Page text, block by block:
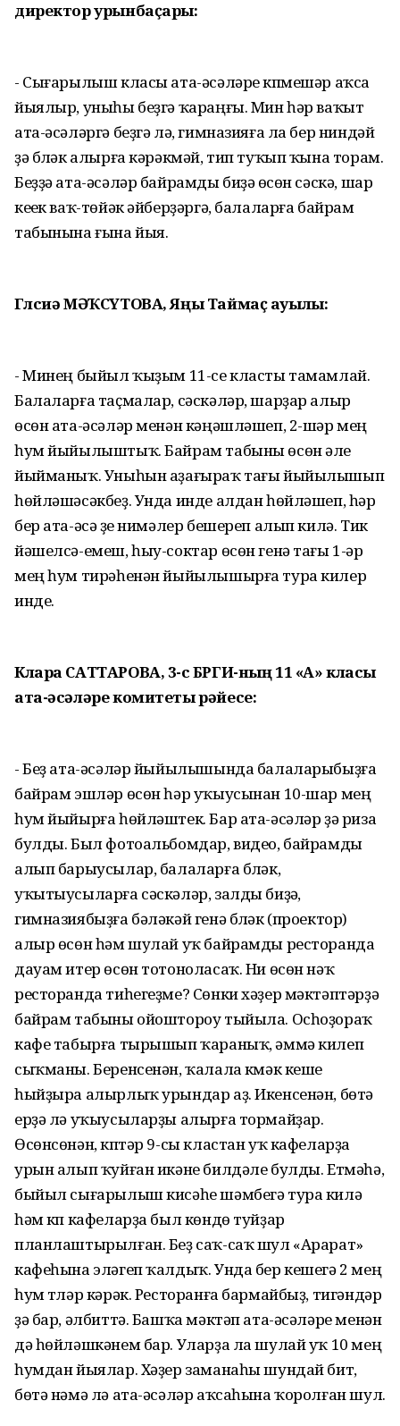
директор урынбаҫары:
- Сығарылыш класы ата-әсәләре күпмешәр аҡса
йыялыр, уныһы беҙгә ҡараңғы. Мин һәр ваҡыт
ата-әсәләргә беҙгә лә, гимназияға ла бер ниндәй
ҙә бүләк алырға кәрәкмәй, тип туҡып ҡына торам.
Беҙҙә ата-әсәләр байрамды биҙәү өсөн сәскә, шар
кеүек ваҡ-төйәк әйберҙәргә, балаларға байрам
табынына ғына йыя.
Гөлсиә МӘҠСҮТОВА, Яңы Таймаҫ ауылы:
- Минең быйыл ҡыҙым 11-се класты тамамлай.
Балаларға таҫмалар, сәскәләр, шарҙар алыр
өсөн ата-әсәләр менән кәңәшләшеп, 2-шәр мең
һум йыйылыштыҡ. Байрам табыны өсөн әле
йыйманыҡ. Уныһын аҙағыраҡ тағы йыйылышып
һөйләшәсәкбеҙ. Унда инде алдан һөйләшеп, һәр
бер ата-әсә үҙе нимәлер бешереп алып килә. Тик
йәшелсә-емеш, һыу-соктар өсөн генә тағы 1-әр
мең һум тирәһенән йыйылышырға тура килер
инде.
Клара САТТАРОВА, 3-сө БРГИ-ның 11 «А» класы
ата-әсәләре комитеты рәйесе:
- Беҙ ата-әсәләр йыйылышында балаларыбыҙға
байрам эшләр өсөн һәр уҡыусынан 10-шар мең
һум йыйырға һөйләштек. Бар ата-әсәләр ҙә риза
булды. Был фотоальбомдар, видео, байрамды
алып барыусылар, балаларға бүләк,
уҡытыусыларға сәскәләр, залды биҙәү,
гимназиябыҙға бәләкәй генә бүләк (проектор)
алыр өсөн һәм шулай уҡ байрамды ресторанда
дауам итер өсөн тотоноласаҡ. Ни өсөн нәҡ
ресторанда тиһегеҙме? Сөнки хәҙер мәктәптәрҙә
байрам табыны ойоштороу тыйыла. Осһоҙораҡ
кафе табырға тырышып ҡараныҡ, әммә килеп
сыҡманы. Беренсенән, ҡалала күмәк кеше
һыйҙыра алырлыҡ урындар аҙ. Икенсенән, бөтә
ерҙә лә уҡыусыларҙы алырға тормайҙар.
Өсөнсөнән, күптәр 9-сы кластан уҡ кафеларҙа
урын алып ҡуйған икәне билдәле булды. Етмәһә,
быйыл сығарылыш кисәһе шәмбегә тура килә
һәм күп кафеларҙа был көндө туйҙар
планлаштырылған. Беҙ саҡ-саҡ шул «Арарат»
кафеһына эләгеп ҡалдыҡ. Унда бер кешегә 2 мең
һум түләр кәрәк. Ресторанға бармайбыҙ, тигәндәр
ҙә бар, әлбиттә. Башҡа мәктәп ата-әсәләре менән
дә һөйләшкәнем бар. Уларҙа ла шулай уҡ 10 мең
һумдан йыялар. Хәҙер заманаһы шундай бит,
бөтә нәмә лә ата-әсәләр аҡсаһына ҡоролған шул.